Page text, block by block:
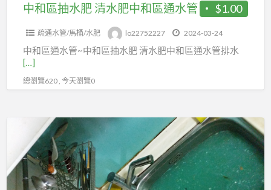
$1.00
中和區抽水肥 清水肥中和區通水管
疏通水管/馬桶/水肥 lo22752227 2024-03-24
中和區通水管~中和區抽水肥 清水肥中和區通水管排水
[…]
總瀏覽620 , 今天瀏覽0
或